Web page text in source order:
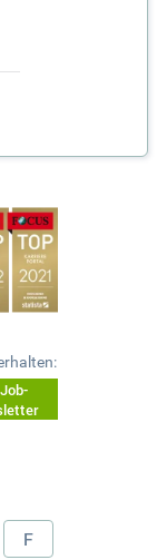
Job-
F